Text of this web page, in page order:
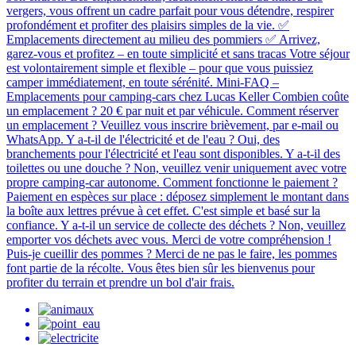
vergers, vous offrent un cadre parfait pour vous détendre, respirer
profondément et profiter des plaisirs simples de la vie. ✅
Emplacements directement au milieu des pommiers ✅ Arrivez,
garez-vous et profitez – en toute simplicité et sans tracas Votre séjour
est volontairement simple et flexible – pour que vous puissiez
camper immédiatement, en toute sérénité. Mini-FAQ –
Emplacements pour camping-cars chez Lucas Keller Combien coûte
un emplacement ? 20 € par nuit et par véhicule. Comment réserver
un emplacement ? Veuillez vous inscrire brièvement, par e-mail ou
WhatsApp. Y a-t-il de l'électricité et de l'eau ? Oui, des
branchements pour l'électricité et l'eau sont disponibles. Y a-t-il des
toilettes ou une douche ? Non, veuillez venir uniquement avec votre
propre camping-car autonome. Comment fonctionne le paiement ?
Paiement en espèces sur place : déposez simplement le montant dans
la boîte aux lettres prévue à cet effet. C'est simple et basé sur la
confiance. Y a-t-il un service de collecte des déchets ? Non, veuillez
emporter vos déchets avec vous. Merci de votre compréhension !
Puis-je cueillir des pommes ? Merci de ne pas le faire, les pommes
font partie de la récolte. Vous êtes bien sûr les bienvenus pour
profiter du terrain et prendre un bol d'air frais.